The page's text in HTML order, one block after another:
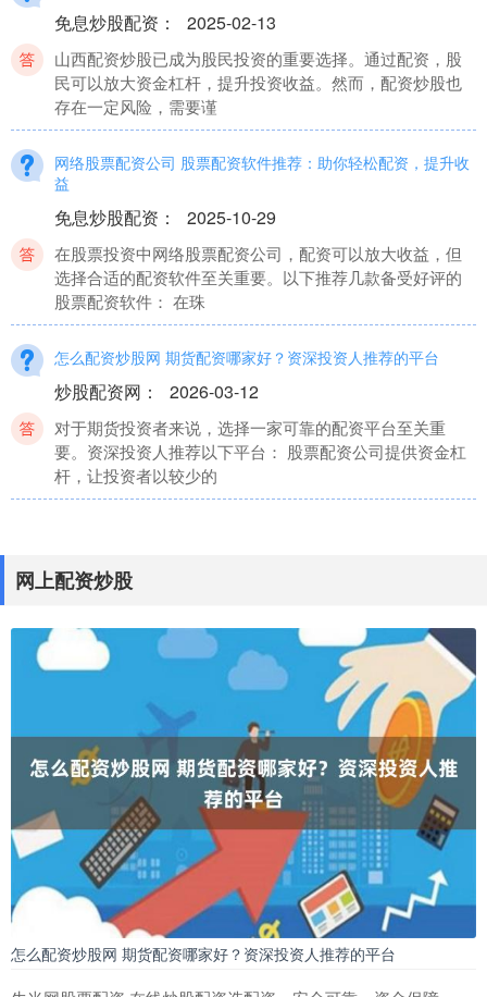
免息炒股配资 ： 2025-02-13
山西配资炒股已成为股民投资的重要选择。通过配资，股
民可以放大资金杠杆，提升投资收益。然而，配资炒股也
存在一定风险，需要谨
网络股票配资公司 股票配资软件推荐：助你轻松配资，提升收
益
免息炒股配资 ： 2025-10-29
在股票投资中网络股票配资公司，配资可以放大收益，但
选择合适的配资软件至关重要。以下推荐几款备受好评的
股票配资软件： 在珠
怎么配资炒股网 期货配资哪家好？资深投资人推荐的平台
炒股配资网 ： 2026-03-12
对于期货投资者来说，选择一家可靠的配资平台至关重
要。资深投资人推荐以下平台： 股票配资公司提供资金杠
杆，让投资者以较少的
免息炒股配资
产的情况下，获得资金进行股票交易。与传统融资方式不
同，按天配资的资金使
重庆股票配资平台 靠谱配资，股票配资门户，助您投资无忧
网上配资炒股： 2026-03-12
在股票投资领域，配资是一种常见的融资方式。它可以放
大投资者的资金重庆股票配资平台，提高收益率。然而，
选择靠谱的配资平台至
网上配资炒股
怎么配资炒股网 期货配资哪家好？资深投资人推荐的平台